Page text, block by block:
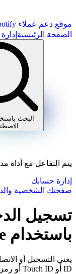
موقع دعم عملاء Spotify
الصفحة الرئيسية
البحث
يتم التفاعل مع أداة
إدارة حسابك
صفحتك الشخصية
باستخدام Apple
ID أو Touch ID أو رمز مرور جهاز Apple لتسجيل الدخول.